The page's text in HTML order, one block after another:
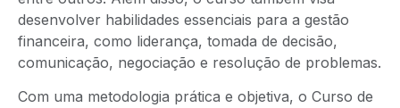
desenvolver habilidades essenciais para a gestão
financeira, como liderança, tomada de decisão,
comunicação, negociação e resolução de problemas.
Com uma metodologia prática e objetiva, o Curso de